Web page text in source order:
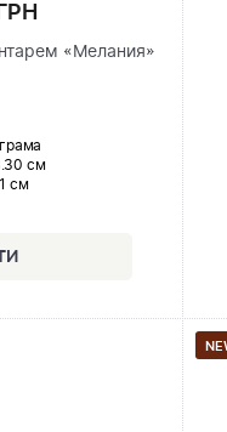
«Мелания»
см
см